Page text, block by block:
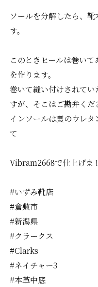
ソールを分解したら、
す。
このときヒールは巻い
を作ります。
巻いて縫い付けされて
すが、そこはご勘弁くだ
インソールは裏のウレ
て
Vibram2668で仕上げま
#いずみ靴店
#倉敷市
#新潟県
#クラークス
#Clarks
#ネイチャー3
#本革中底